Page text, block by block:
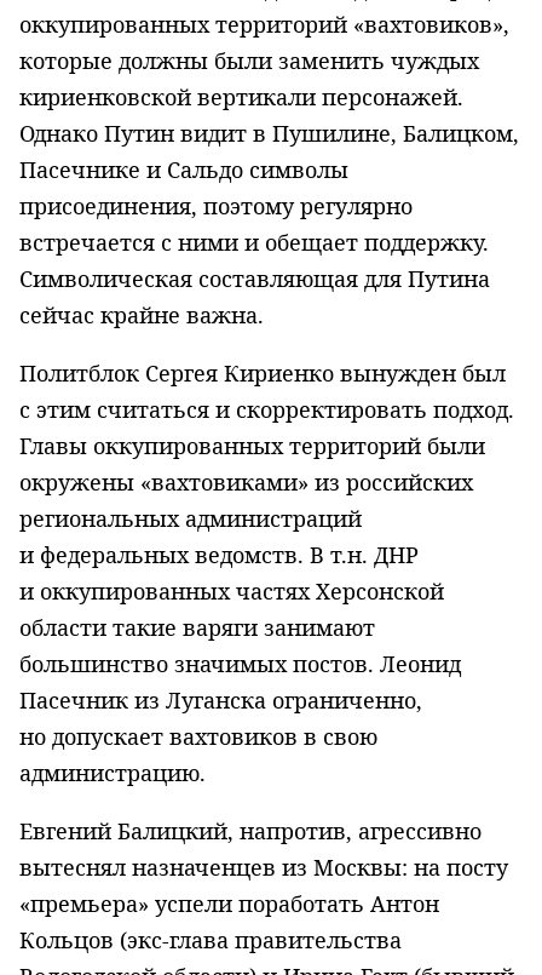
оккупированных территорий «вахтовиков»,
которые должны были заменить чуждых
кириенковской вертикали персонажей.
Однако Путин видит в Пушилине, Балицком,
Пасечнике и Сальдо символы
присоединения, поэтому регулярно
встречается с ними и обещает поддержку.
Символическая составляющая для Путина
сейчас крайне важна.
Политблок Сергея Кириенко вынужден был
с этим считаться и скорректировать подход.
Главы оккупированных территорий были
окружены «вахтовиками» из российских
региональных администраций
и федеральных ведомств. В т.н. ДНР
и оккупированных частях Херсонской
области такие варяги занимают
большинство значимых постов. Леонид
Пасечник из Луганска ограниченно,
но допускает вахтовиков в свою
администрацию.
Евгений Балицкий, напротив, агрессивно
вытеснял назначенцев из Москвы: на посту
«премьера» успели поработать Антон
Кольцов (экс-глава правительства